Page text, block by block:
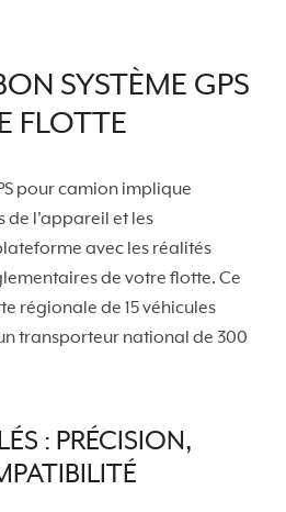
SYSTÈME GPS
FLOTTE
pour camion implique
de l'appareil et les
avec les réalités
de votre flotte. Ce
régionale de 15 véhicules
transporteur national de 300
: PRÉCISION,